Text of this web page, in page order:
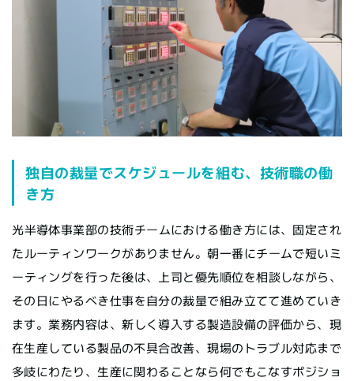
独自の裁量でスケジュールを組む、技術職の働
き方
光半導体事業部の技術チームにおける働き方には、固定され
たルーティンワークがありません。朝一番にチームで短いミ
ーティングを行った後は、上司と優先順位を相談しながら、
その日にやるべき仕事を自分の裁量で組み立てて進めていき
ます。業務内容は、新しく導入する製造設備の評価から、現
在生産している製品の不具合改善、現場のトラブル対応まで
多岐にわたり、生産に関わることなら何でもこなすポジショ